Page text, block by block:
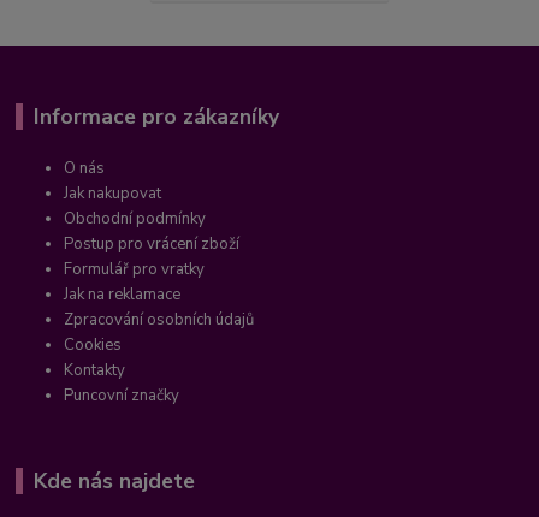
Informace pro zákazníky
O nás
Jak nakupovat
Obchodní podmínky
Postup pro vrácení zboží
Formulář pro vratky
Jak na reklamace
Zpracování osobních údajů
Cookies
Kontakty
Puncovní značky
Kde nás najdete